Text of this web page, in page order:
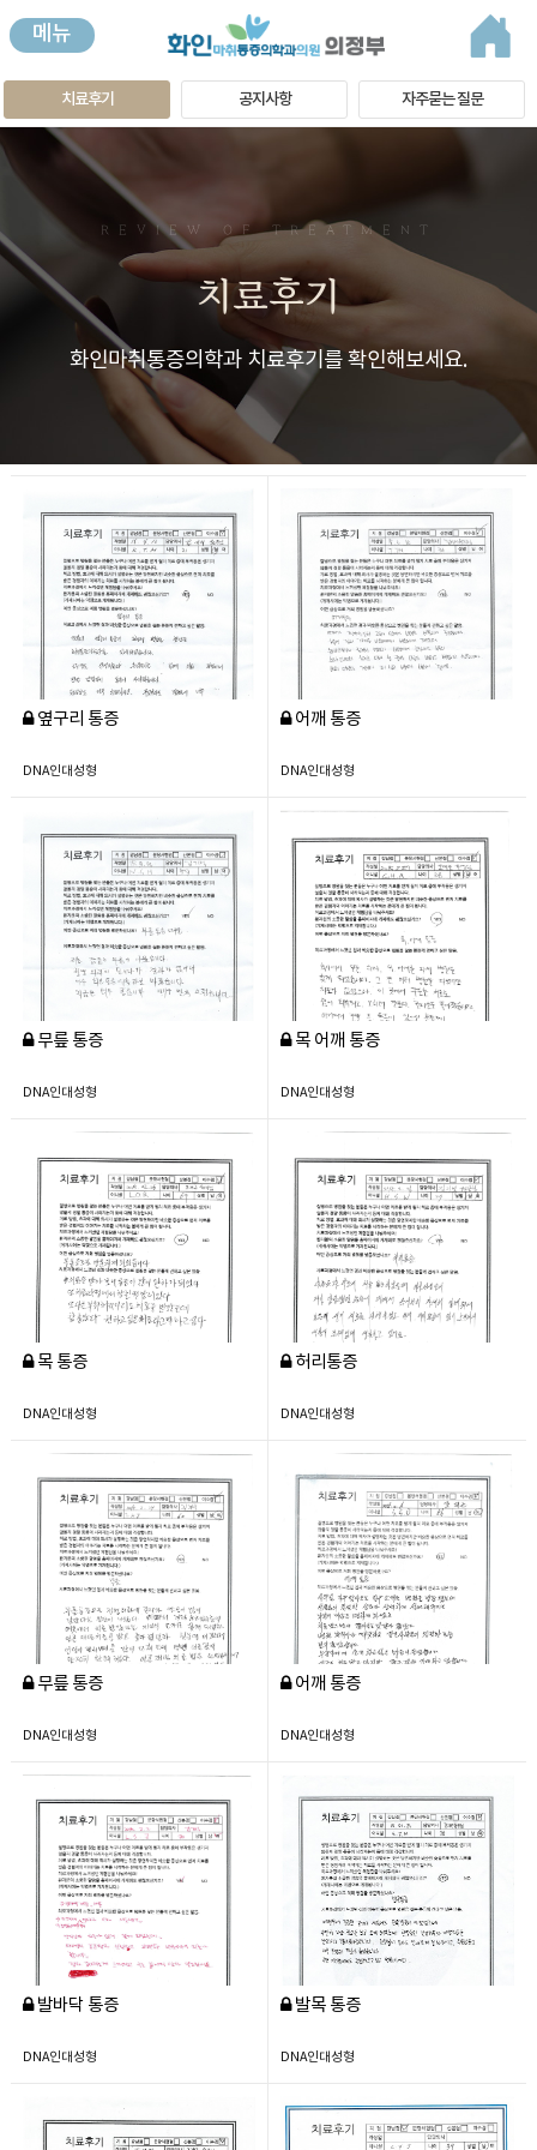
메뉴
치료후기 공지사항 자주묻는 질문
REVIEW OF TREATMENT
치료후기
화인마취통증의학과 치료후기를 확인해보세요.
옆구리 통증
DNA인대성형
어깨 통증
DNA인대성형
무릎 통증
DNA인대성형
목 어깨 통증
DNA인대성형
목 통증
DNA인대성형
허리통증
DNA인대성형
무릎 통증
DNA인대성형
어깨 통증
DNA인대성형
발바닥 통증
DNA인대성형
발목 통증
DNA인대성형